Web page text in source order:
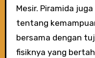
Mesir. Piramida
tentang
bersama dengan
fisiknya yang